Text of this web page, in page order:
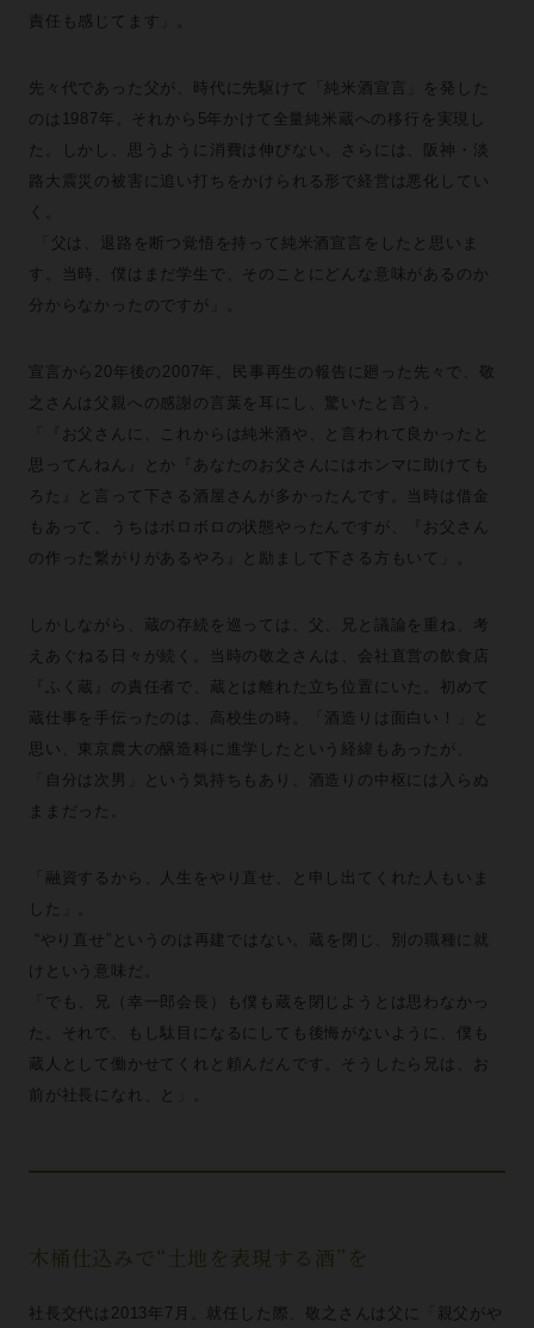
責任も感じてます」。
先々代であった父が、時代に先駆けて「純米酒宣言」を発した
のは1987年。それから5年かけて全量純米蔵への移行を実現し
た。しかし、思うように消費は伸びない。さらには、阪神・淡
路大震災の被害に追い打ちをかけられる形で経営は悪化してい
く。
「父は、退路を断つ覚悟を持って純米酒宣言をしたと思いま
す。当時、僕はまだ学生で、そのことにどんな意味があるのか
分からなかったのですが」。
宣言から20年後の2007年。民事再生の報告に廻った先々で、敬
之さんは父親への感謝の言葉を耳にし、驚いたと言う。
「『お父さんに、これからは純米酒や、と言われて良かったと
思ってんねん』とか『あなたのお父さんにはホンマに助けても
ろた』と言って下さる酒屋さんが多かったんです。当時は借金
もあって、うちはボロボロの状態やったんですが、『お父さん
の作った繋がりがあるやろ』と励まして下さる方もいて」。
しかしながら、蔵の存続を巡っては、父、兄と議論を重ね、考
えあぐねる日々が続く。当時の敬之さんは、会社直営の飲食店
『ふく蔵』の責任者で、蔵とは離れた立ち位置にいた。初めて
蔵仕事を手伝ったのは、高校生の時。「酒造りは面白い！」と
思い、東京農大の醸造科に進学したという経緯もあったが、
「自分は次男」という気持ちもあり、酒造りの中枢には入らぬ
ままだった。
「融資するから、人生をやり直せ、と申し出てくれた人もいま
した」。
“やり直せ”というのは再建ではない。蔵を閉じ、別の職種に就
けという意味だ。
「でも、兄（幸一郎会長）も僕も蔵を閉じようとは思わなかっ
た。それで、もし駄目になるにしても後悔がないように、僕も
蔵人として働かせてくれと頼んだんです。そうしたら兄は、お
前が社長になれ、と」。
木桶仕込みで“土地を表現する酒”を
社長交代は2013年7月。就任した際、敬之さんは父に「親父がや